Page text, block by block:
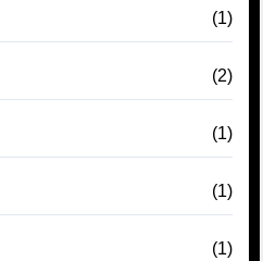
(1)
(2)
(1)
(1)
(1)